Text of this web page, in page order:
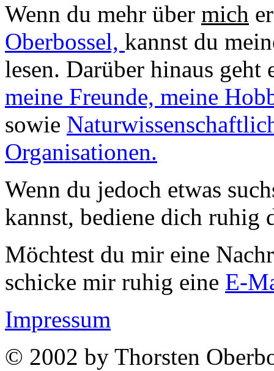
Wenn du mehr über mich
Oberbossel, kannst du
lesen. Darüber hinaus geht
meine Freunde, meine
sowie
Organisationen.
Wenn du jedoch etwas
kannst, bediene dich ruhig
Möchtest du mir eine
schicke mir ruhig eine E-
Impressum
© 2002 by Thorsten